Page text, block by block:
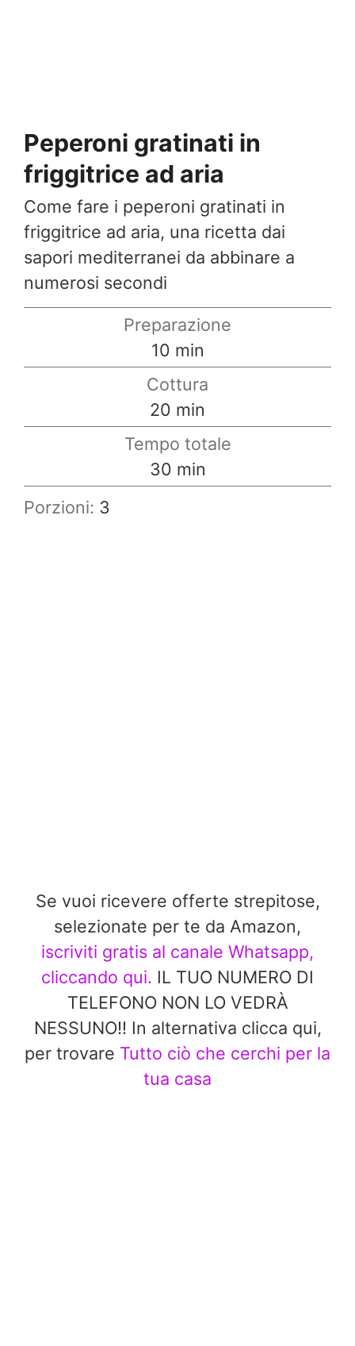
Peperoni gratinati in
friggitrice ad aria
Come fare i peperoni gratinati in
friggitrice ad aria, una ricetta dai
sapori mediterranei da abbinare a
numerosi secondi
Preparazione
10minuti
min
Cottura
20 minuti
min
Tempo totale
30minuti
min
Porzioni: 3
Se vuoi ricevere offerte strepitose,
selezionate per te da Amazon,
iscriviti gratis al canale Whatsapp,
cliccando qui. IL TUO NUMERO DI
TELEFONO NON LO VEDRÀ
NESSUNO!! In alternativa clicca qui,
per trovare Tutto ciò che cerchi per la
tua casa